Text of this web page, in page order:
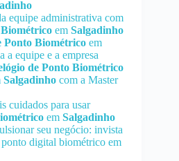
equipe administrativa com
em Salgadinho
Ponto Biométrico em
a equipe e a empresa
de Ponto Biométrico
Salgadinho com a Master
cuidados para usar
em Salgadinho
seu negócio: invista
digital biométrico em